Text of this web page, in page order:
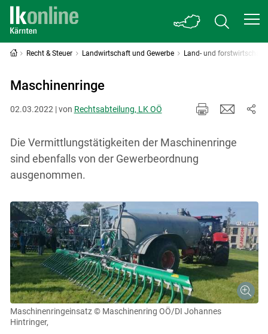
Recht & Steuer Landwirtschaft und Gewerbe Land- und
Maschinenringe
02.03.2022 | von Rechtsabteilung, LK OÖ
Die Vermittlungstätigkeiten der Maschinenringe
sind ebenfalls von der Gewerbeordnung
ausgenommen.
Maschinenringeinsatz © Maschinenring OÖ/DI Johannes
Hintringer,